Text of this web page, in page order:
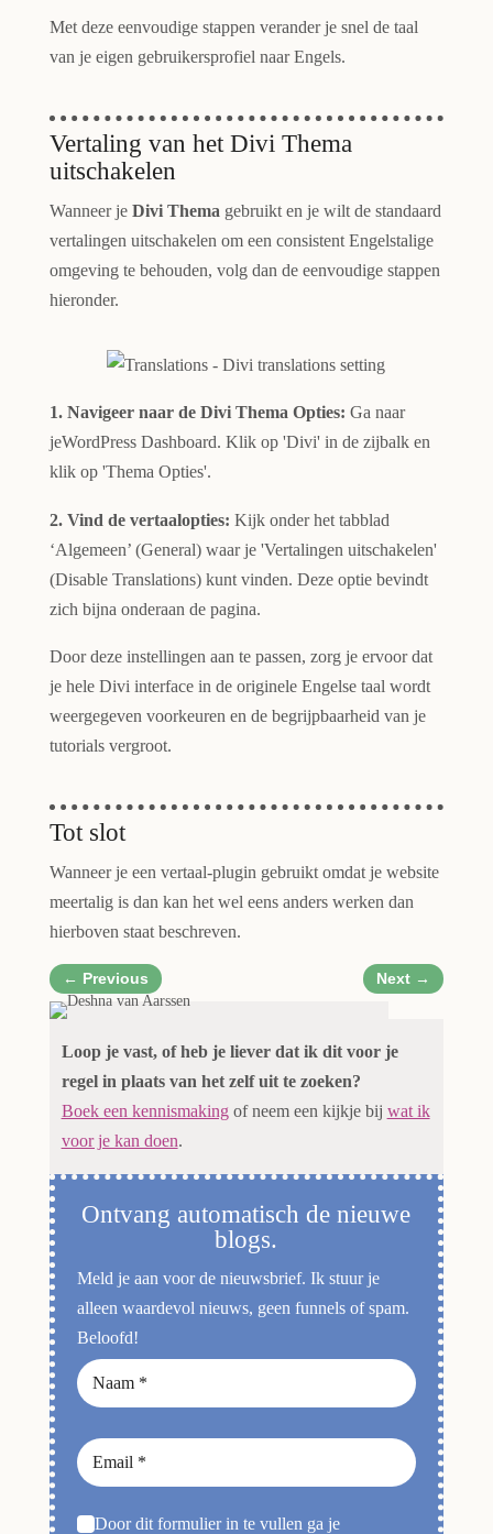
Met deze eenvoudige stappen verander je snel de taal
van je eigen gebruikersprofiel naar Engels.
Vertaling van het Divi Thema
uitschakelen
Wanneer je Divi Thema gebruikt en je wilt de standaard
vertalingen uitschakelen om een consistent Engelstalige
omgeving te behouden, volg dan de eenvoudige stappen
hieronder.
1. Navigeer naar de Divi Thema Opties: Ga naar
jeWordPress Dashboard. Klik op 'Divi' in de zijbalk en
klik op 'Thema Opties'.
2. Vind de vertaalopties: Kijk onder het tabblad
‘Algemeen’ (General) waar je 'Vertalingen uitschakelen'
(Disable Translations) kunt vinden. Deze optie bevindt
zich bijna onderaan de pagina.
Door deze instellingen aan te passen, zorg je ervoor dat
je hele Divi interface in de originele Engelse taal wordt
weergegeven voorkeuren en de begrijpbaarheid van je
tutorials vergroot.
Tot slot
Wanneer je een vertaal-plugin gebruikt omdat je website
meertalig is dan kan het wel eens anders werken dan
hierboven staat beschreven.
← Previous Next →
Loop je vast, of heb je liever dat ik dit voor je
regel in plaats van het zelf uit te zoeken?
Boek een kennismakingof neem een kijkje bij wat ik
voor je kan doen.
Ontvang automatisch de nieuwe
blogs.
Meld je aan voor de nieuwsbrief. Ik stuur je
alleen waardevol nieuws, geen funnels of spam.
Beloofd!
Door dit formulier in te vullen ga je